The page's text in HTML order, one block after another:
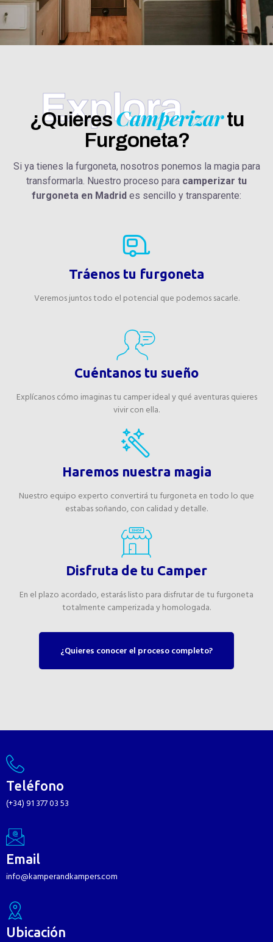
Explora
¿QuieresCamperizartu
Furgoneta?
Si ya tienes la furgoneta, nosotros ponemos la magia para
transformarla. Nuestro proceso para camperizar tu
furgoneta en Madrid es sencillo y transparente:
Tráenos tu furgoneta
Veremos juntos todo el potencial que podemos sacarle.
Cuéntanos tu sueño
Explícanos cómo imaginas tu camper ideal y qué aventuras quieres
vivir con ella.
Haremos nuestra magia
Nuestro equipo experto convertirá tu furgoneta en todo lo que
estabas soñando, con calidad y detalle.
Disfruta de tu Camper
En el plazo acordado, estarás listo para disfrutar de tu furgoneta
totalmente camperizada y homologada.
¿Quieres conocer el proceso completo?
Teléfono
(+34) 91 377 03 53
Email
info@kamperandkampers.com
Ubicación